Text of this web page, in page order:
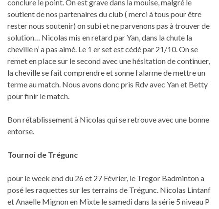
conclure le point. On est grave dans la mouise, malgré le
soutient de nos partenaires du club ( merci à tous pour être
rester nous soutenir) on subi et ne parvenons pas à trouver de
solution… Nicolas mis en retard par Yan, dans la chute la
cheville n’ a pas aimé. Le 1 er set est cédé par 21/10. On se
remet en place sur le second avec une hésitation de continuer,
la cheville se fait comprendre et sonne l alarme de mettre un
terme au match. Nous avons donc pris Rdv avec Yan et Betty
pour finir le match.
Bon rétablissement à Nicolas qui se retrouve avec une bonne
entorse.
Tournoi de Trégunc
pour le week end du 26 et 27 Février, le Tregor Badminton a
posé les raquettes sur les terrains de Trégunc. Nicolas Lintanf
et Anaelle Mignon en Mixte le samedi dans la série 5 niveau P